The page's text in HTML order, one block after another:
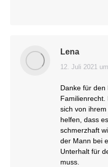
Lena
sagt:
12. Juli 2021
Danke für den
sich von
helfen, dass
schmerzhaft
der Mann bei
Unterhalt für
muss.